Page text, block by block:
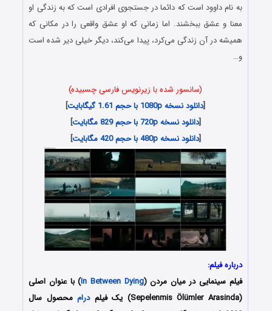
به نام داوود است که دائما در جستجوی افرادی است که به زندگی او
معنا و عشق ببخشند. اما زمانی که او عشق واقعی را در مکانی که
همیشه در آن زندگی می‌کرد، پیدا می‌کند، دیگر خیلی دیر شده است
و…
(سانسور شده با زیرنویس فارسی چسبیده)
[دانلود نسخه 1080p با حجم 1.61 گیگابایت
]
[دانلود نسخه 720p با حجم 829 مگابایت
]
[دانلود نسخه 480p با حجم 420 مگابایت ]
درباره فیلم:
فیلم سینمایی در میان مردن (In Between Dying) با عنوان اصلی
(Sepelenmis Ölümler Arasinda) یک فیلم
دراممحصول سال